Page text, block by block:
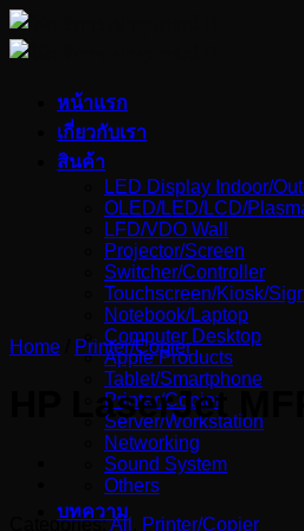
Skip
to
content
หน้าแรก
เกี่ยวกับเรา
สินค้า
LED Display Indoor/
OLED/LED/LCD/
LFD/VDO Wall
Projector/Screen
Switcher/Controller
Touchscreen/Kiosk/
Notebook/Laptop
Computer Desktop
Apple Products
Tablet/Smartphone
Printer/Copier
Server/Workstation
Networking
Sound System
Others
บทความ
Home Printer/Copier
HP LaserJet
Categories:All Printer/Copier